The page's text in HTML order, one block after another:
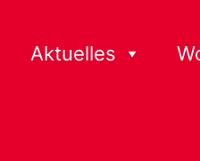
Aktuelles